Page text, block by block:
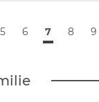
5 6 7 8 9